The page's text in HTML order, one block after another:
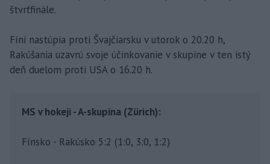
štvrťfinále.
Fíni nastúpia proti Švajčiarsku v utorok o 20.20 h,
Rakúšania uzavrú svoje účinkovanie v skupine v ten istý
deň duelom proti USA o 16.20 h.
MS v hokeji - A-skupina (Zürich):
Fínsko - Rakúsko 5:2 (1:0, 3:0, 1:2)